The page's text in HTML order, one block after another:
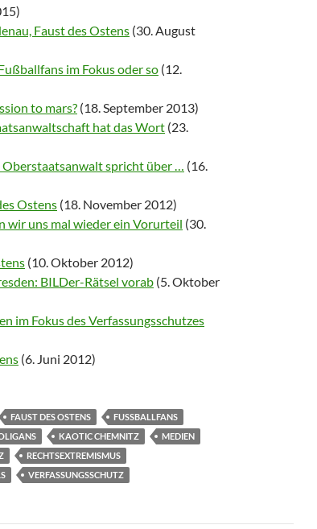
Faust des Ostens (30. August
im Fokus oder so (12.
to mars? (18. September 2013)
hat das Wort (23.
spricht über …
(16.
Ostens (18. November 2012)
wir uns mal wieder ein Vorurteil (30.
(10. Oktober 2012)
BILDer-Rätsel vorab (5. Oktober
im Fokus des Verfassungsschutzes
(6. Juni 2012)
FAUST DES OSTENS
FUSSBALLFANS
KAOTIC CHEMNITZ
MEDIEN
RECHTSEXTREMISMUS
VERFASSUNGSSCHUTZ